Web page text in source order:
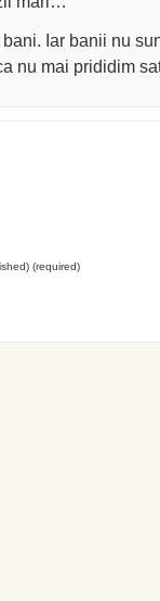
Iar banii nu
nu mai prididim
(required)